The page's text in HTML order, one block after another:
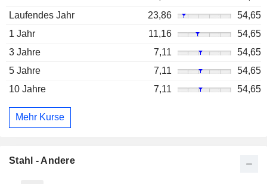
Laufendes Jahr
23,86
54,65
1 Jahr
11,16
54,65
3 Jahre
7,11
54,65
5 Jahre
7,11
54,65
10 Jahre
7,11 54,65
Mehr Kurse
Stahl - Andere